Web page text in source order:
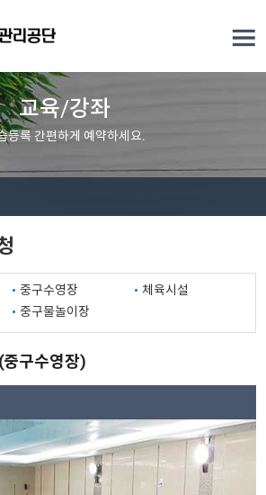
교육/강좌
등록 간편하게 예약하세요.
중구수영장
체육시설
중구물놀이장
구수영장)